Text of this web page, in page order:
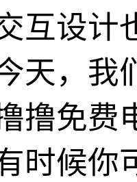
互设计
天，我
撸免费
时候你